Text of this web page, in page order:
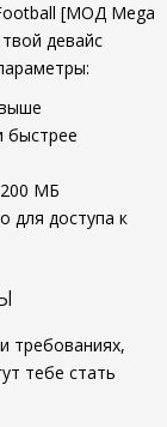
[МОД Mega
девайс
быстрее
МБ
для доступа к
требованиях,
тебе стать